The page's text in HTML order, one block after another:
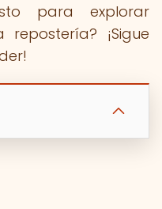
para explorar
¡Sigue